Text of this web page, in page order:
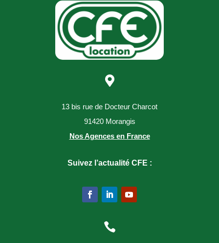

13 bis rue de Docteur Charcot
91420 Morangis
Nos Agences en France
Suivez l’actualité CFE :
